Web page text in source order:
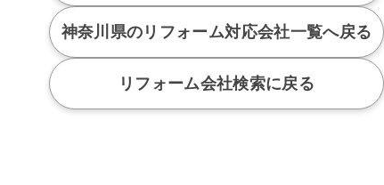
神奈川県のリフォーム対応会社一覧へ戻る
リフォーム会社検索に戻る